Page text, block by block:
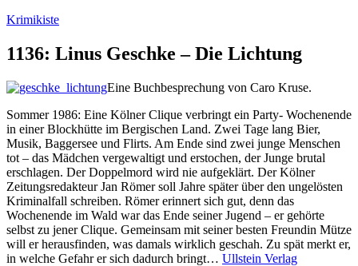
Zum
springen
Krimikiste
1136: Linus Geschke – Die Lichtung
Eine Buchbesprechung von Caro Kruse.
Sommer 1986: Eine Kölner Clique verbringt ein Party- Wochenende
in einer Blockhütte im Bergischen Land. Zwei Tage lang Bier,
Musik, Baggersee und Flirts. Am Ende sind zwei junge Menschen
tot – das Mädchen vergewaltigt und erstochen, der Junge brutal
erschlagen. Der Doppelmord wird nie aufgeklärt. Der Kölner
Zeitungsredakteur Jan Römer soll Jahre später über den ungelösten
Kriminalfall schreiben. Römer erinnert sich gut, denn das
Wochenende im Wald war das Ende seiner Jugend – er gehörte
selbst zu jener Clique. Gemeinsam mit seiner besten Freundin Mütze
will er herausfinden, was damals wirklich geschah. Zu spät merkt er,
in welche Gefahr er sich dadurch bringt… Ullstein Verlag